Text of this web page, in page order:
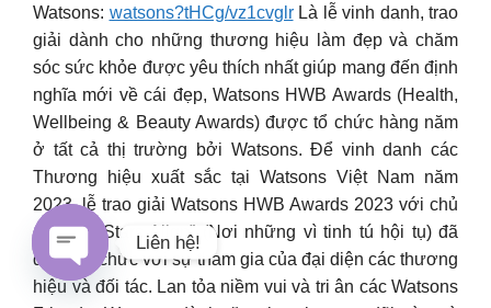
Watsons: watsons?tHCg/vz1cvglrLà lễ vinh danh, trao
giải dành cho những thương hiệu làm đẹp và chăm
sóc sức khỏe được yêu thích nhất giúp mang đến định
nghĩa mới về cái đẹp, Watsons HWB Awards (Health,
Wellbeing & Beauty Awards) được tổ chức hàng năm
ở tất cả thị trường bởi Watsons. Để vinh danh các
Thương hiệu xuất sắc tại Watsons Việt Nam năm
2023, lễ trao giải Watsons HWB Awards 2023 với chủ
đề “The Stars Align” (Nơi những vì tinh tú hội tụ) đã
được tổ chức với sự tham gia của đại diện các thương
hiệu và đối tác. Lan tỏa niềm vui và tri ân các Watsons
Liên hệ!
Open